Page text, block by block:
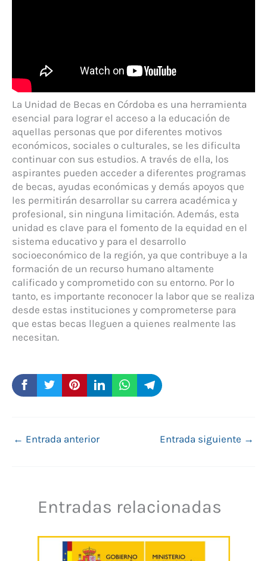
La Unidad de Becas en Córdoba es una herramienta
esencial para lograr el acceso a la educación de
aquellas personas que por diferentes motivos
económicos, sociales o culturales, se les dificulta
continuar con sus estudios. A través de ella, los
aspirantes pueden acceder a diferentes programas
de becas, ayudas económicas y demás apoyos que
les permitirán desarrollar su carrera académica y
profesional, sin ninguna limitación. Además, esta
unidad es clave para el fomento de la equidad en el
sistema educativo y para el desarrollo
socioeconómico de la región, ya que contribuye a la
formación de un recurso humano altamente
calificado y comprometido con su entorno. Por lo
tanto, es importante reconocer la labor que se realiza
desde estas instituciones y comprometerse para
que estas becas lleguen a quienes realmente las
necesitan.
← Entrada anterior Entrada siguiente →
Entradas relacionadas